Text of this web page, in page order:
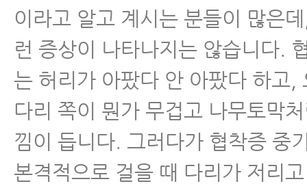
척추분리증
척추전방전위증
척추유합술 후 재발
척추운동법
이라고 알고 계시는 분들이 많은
런 증상이 나타나지는 않습니다.
는 허리가 아팠다 안 아팠다 하고,
다리 쪽이 뭔가 무겁고 나무토막
낌이 듭니다. 그러다가 협착증 중
본격적으로 걸을 때 다리가 저리